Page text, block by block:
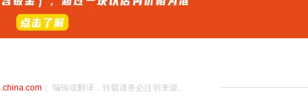
）编辑或翻译，转载请务必注明来源。